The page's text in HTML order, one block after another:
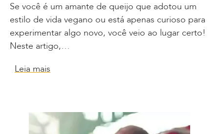
Se você é um amante de queijo que adotou um
estilo de vida vegano ou está apenas curioso para
experimentar algo novo, você veio ao lugar certo!
Neste artigo,…
Leia mais